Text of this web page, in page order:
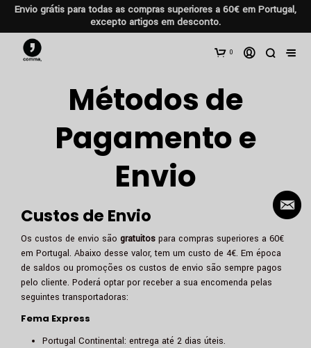
Envio grátis para todas as compras superiores a 60€ em Portugal,
excepto artigos em desconto.
0
Métodos de
Pagamento e
Envio
Custos de Envio
Os custos de envio são gratuitos para compras superiores a 60€
em Portugal. Abaixo desse valor, tem um custo de 4€. Em época
de saldos ou promoções os custos de envio são sempre pagos
pelo cliente. Poderá optar por receber a sua encomenda pelas
seguintes transportadoras:
Fema Express
Portugal Continental: entrega até 2 dias úteis.